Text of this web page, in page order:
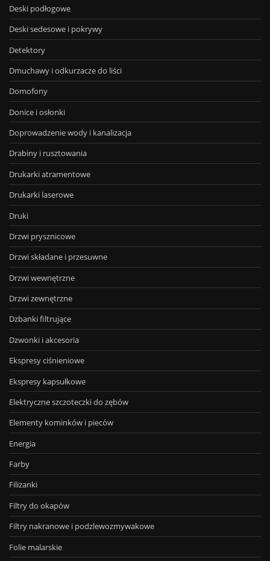
Deski podłogowe
Deski sedesowe i pokrywy
Detektory
Dmuchawy i odkurzacze do liści
Domofony
Donice i osłonki
Doprowadzenie wody i kanalizacja
Drabiny i rusztowania
Drukarki atramentowe
Drukarki laserowe
Druki
Drzwi prysznicowe
Drzwi składane i przesuwne
Drzwi wewnętrzne
Drzwi zewnętrzne
Dzbanki filtrujące
Dzwonki i akcesoria
Ekspresy ciśnieniowe
Ekspresy kapsułkowe
Elektryczne szczoteczki do zębów
Elementy kominków i pieców
Energia
Farby
Filiżanki
Filtry do okapów
Filtry nakranowe i podzlewozmywakowe
Folie malarskie